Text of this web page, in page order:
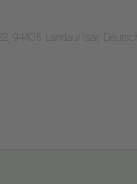
94405 Landau/Isar,